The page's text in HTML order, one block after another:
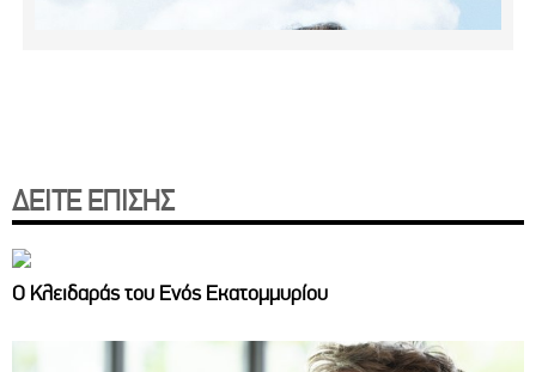
ΔΕΙΤΕ ΕΠΙΣΗΣ
Ο Κλειδαράς του Ενός Εκατομμυρίου